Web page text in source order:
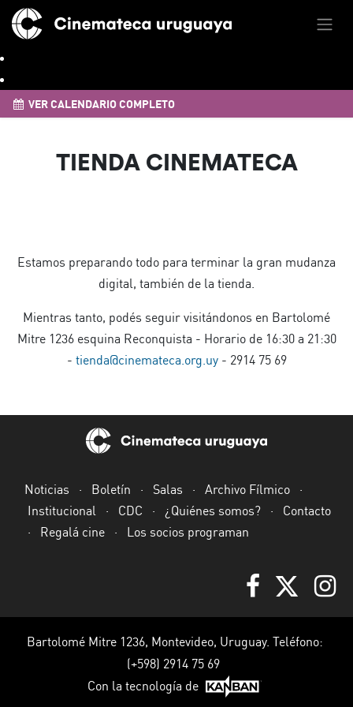
VER CALENDARIO COMPLETO
TIENDA CINEMATECA
Estamos preparando todo para terminar la gran mudanza
digital, también de la tienda.
Mientras tanto, podés seguir visitándonos en Bartolomé
Mitre 1236 esquina Reconquista - Horario de 16:30 a 21:30
- tienda@cinemateca.org.uy- 2914 75 69
Noticias · Boletín · Salas · Archivo Fílmico ·
Institucional · CDC · ¿Quiénes somos? · Contacto
· Regalá cine · Los socios programan
Bartolomé Mitre 1236, Montevideo, Uruguay. Teléfono:
(+598) 2914 75 69
Con la tecnología de